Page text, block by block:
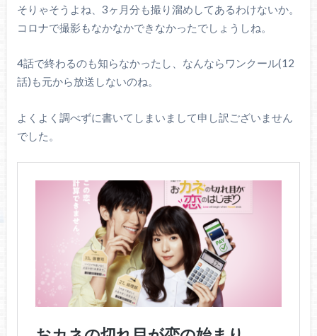
そりゃそうよね、3ヶ月分も撮り溜めしてあるわけないか。
コロナで撮影もなかなかできなかったでしょうしね。
4話で終わるのも知らなかったし、なんならワンクール(12
話)も元から放送しないのね。
よくよく調べずに書いてしまいまして申し訳ございません
でした。